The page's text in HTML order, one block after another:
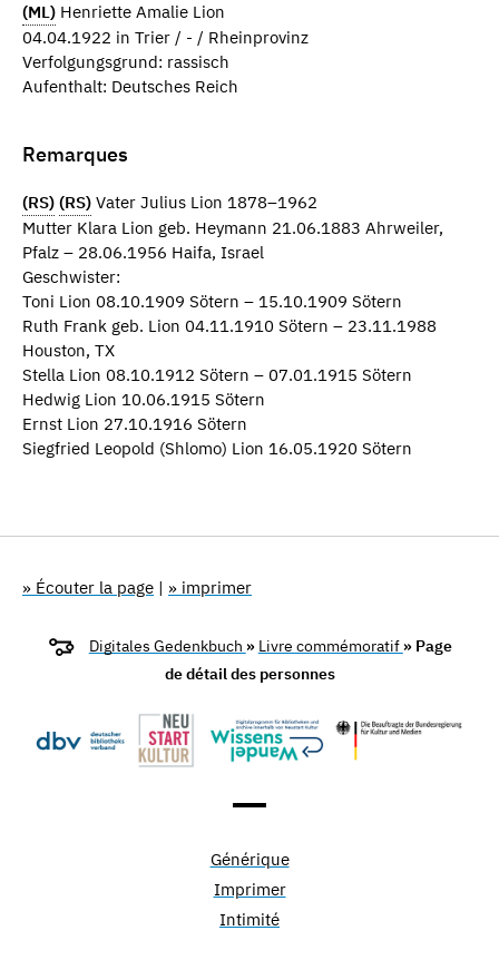
(ML) Henriette Amalie Lion
04.04.1922 in Trier / - / Rheinprovinz
Verfolgungsgrund: rassisch
Aufenthalt: Deutsches Reich
Remarques
(RS) (RS) Vater Julius Lion 1878–1962
Mutter Klara Lion geb. Heymann 21.06.1883 Ahrweiler,
Pfalz – 28.06.1956 Haifa, Israel
Geschwister:
Toni Lion 08.10.1909 Sötern – 15.10.1909 Sötern
Ruth Frank geb. Lion 04.11.1910 Sötern – 23.11.1988
Houston, TX
Stella Lion 08.10.1912 Sötern – 07.01.1915 Sötern
Hedwig Lion 10.06.1915 Sötern
Ernst Lion 27.10.1916 Sötern
Siegfried Leopold (Shlomo) Lion 16.05.1920 Sötern
» Écouter la page | » imprimer
Digitales Gedenkbuch » Livre commémoratif » Page
de détail des personnes
Générique
Imprimer
Intimité